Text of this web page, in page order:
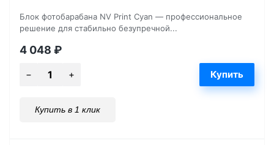
Блок фотобарабана NV Print Cyan — профессиональное
решение для стабильно безупречной...
4 048 ₽
Купить в 1 клик